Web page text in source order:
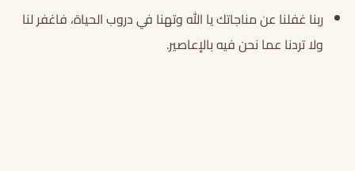
ربنا غفلنا عن مناجاتك يا الله وتهنا في دروب الحياة، فاغفر لنا
ولا تردنا عما نحن فيه بالإعاصير.